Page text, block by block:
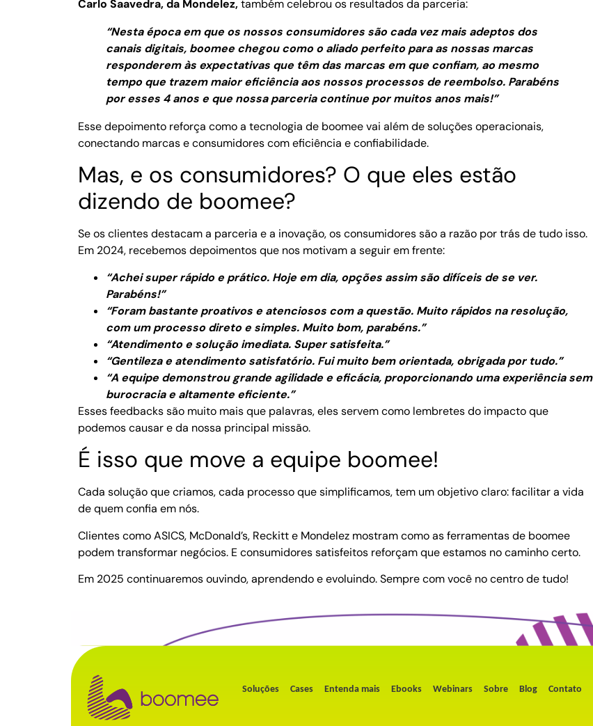
Carlo Saavedra, da Mondelez,também celebrou os resultados da parceria:
“Nesta época em que os nossos consumidores são cada vez mais adeptos dos
canais digitais, boomee chegou como o aliado perfeito para as nossas marcas
responderem às expectativas que têm das marcas em que confiam, ao mesmo
tempo que trazem maior eficiência aos nossos processos de reembolso. Parabéns
por esses 4 anos e que nossa parceria continue por muitos anos mais!”
Esse depoimento reforça como a tecnologia de boomee vai além de soluções operacionais,
conectando marcas e consumidores com eficiência e confiabilidade.
Mas, e os consumidores? O que eles estão
dizendo de boomee?
Se os clientes destacam a parceria e a inovação, os consumidores são a razão por trás de tudo isso.
Em 2024, recebemos depoimentos que nos motivam a seguir em frente:
“Achei super rápido e prático. Hoje em dia, opções assim são difíceis de se ver.
Parabéns!”
“Foram bastante proativos e atenciosos com a questão. Muito rápidos na resolução,
com um processo direto e simples. Muito bom, parabéns.”
“Atendimento e solução imediata. Super satisfeita.”
“Gentileza e atendimento satisfatório. Fui muito bem orientada, obrigada por tudo.”
“A equipe demonstrou grande agilidade e eficácia, proporcionando uma experiência sem
burocracia e altamente eficiente.”
Esses feedbacks são muito mais que palavras, eles servem como lembretes do impacto que
podemos causar e da nossa principal missão.
É isso que move a equipe boomee!
Cada solução que criamos, cada processo que simplificamos, tem um objetivo claro: facilitar a vida
de quem confia em nós.
Clientes como ASICS, McDonald’s, Reckitt e Mondelez mostram como as ferramentas de boomee
podem transformar negócios. E consumidores satisfeitos reforçam que estamos no caminho certo.
Em 2025 continuaremos ouvindo, aprendendo e evoluindo. Sempre com você no centro de tudo!
Soluções Cases Entenda mais Ebooks Webinars Sobre Blog Contato